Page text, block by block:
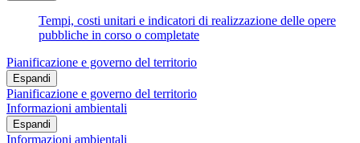
Tempi, costi unitari e indicatori di realizzazione delle opere
pubbliche in corso o completate
Pianificazione e governo del territorio
Espandi
Pianificazione e governo del territorio
Informazioni ambientali
Espandi
Informazioni ambientali